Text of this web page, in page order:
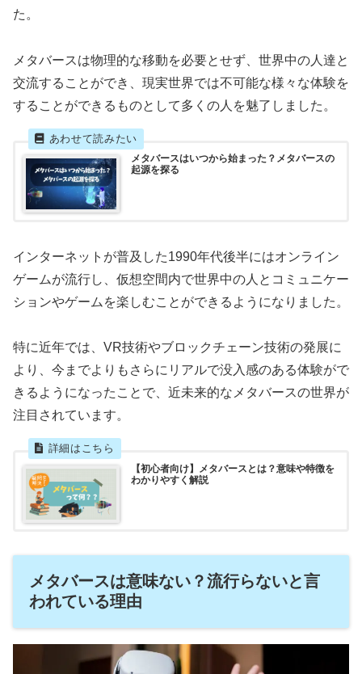
た。
メタバースは物理的な移動を必要とせず、世界中の人達と
交流することができ、現実世界では不可能な様々な体験を
することができるものとして多くの人を魅了しました。
メタバースはいつから始まった？メタバースの
起源を探る
インターネットが普及した1990年代後半にはオンライン
ゲームが流行し、仮想空間内で世界中の人とコミュニケー
ションやゲームを楽しむことができるようになりました。
特に近年では、VR技術やブロックチェーン技術の発展に
より、今までよりもさらにリアルで没入感のある体験がで
きるようになったことで、近未来的なメタバースの世界が
注目されています。
【初心者向け】メタバースとは？意味や特徴を
わかりやすく解説
メタバースは意味ない？流行らないと言
われている理由